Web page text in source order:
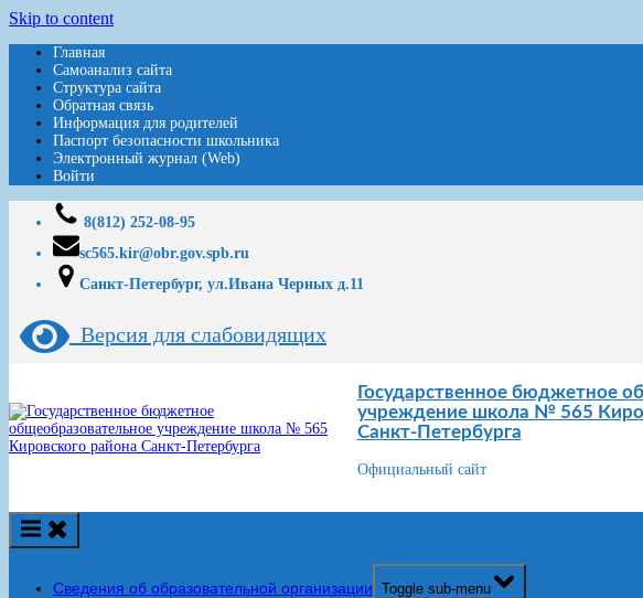
Skip to content
Главная
Самоанализ сайта
Структура сайта
Обратная связь
Информация для родителей
Паспорт безопасности школьника
Электронный журнал (Web)
Войти
8(812) 252-08-95
sc565.kir@obr.gov.spb.ru
Санкт-Петербург, ул.Ивана Черных д.11
Версия для слабовидящих
Государственное бюджетное
учреждение школа № 565
Санкт-Петербурга
Официальный сайт
Сведения об образовательной организации Toggle sub-menu